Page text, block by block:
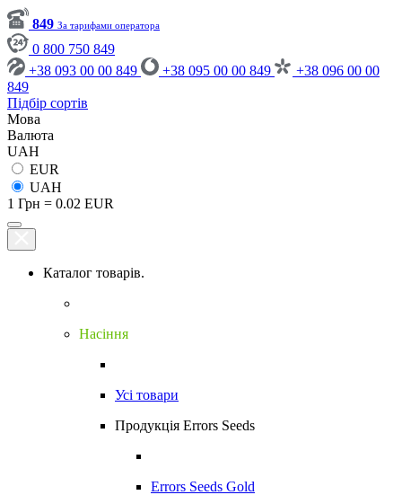
849 За тарифами оператора
0 800 750 849
+38 093 00 00 849
+38 095 00 00 849
+38 096 00 00
849
Підбір сортів
Мова
Валюта
UAH
EUR
UAH
1 Грн = 0.02 EUR
Каталог товарів.
Насіння
Усі товари
Продукція Errors Seeds
Errors Seeds Gold